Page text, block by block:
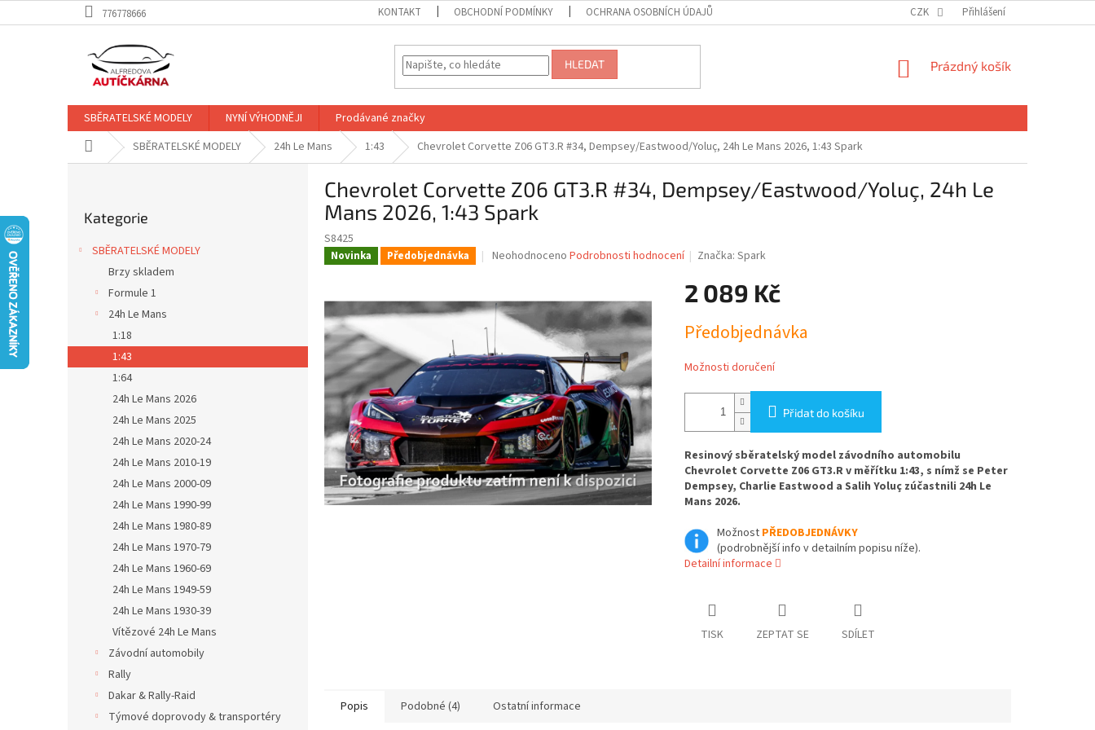
na
776778666 KONTAKT OBCHODNÍ PODMÍNKY OCHRANA OSOBNÍCH ÚDAJŮ CZK Přihlášení
HLEDAT
NÁKUPNÍ
Prázdný košík
SBĚRATELSKÉ MODELY NYNÍ VÝHODNĚJI
Prodávané značky
Domů SBĚRATELSKÉ MODELY 24h Le Mans 1:43 Chevrolet Corvette Z06 GT3.R #34, Dempsey/Eastwood/Yoluç, 24h Le Mans 2026, 1:43 Spark
a
n
kategorie
Kategorie
SBĚRATELSKÉ MODELY
Brzy skladem
Formule 1
24h Le Mans
1:18
1:43
1:64
24h Le Mans 2026
24h Le Mans 2025
24h Le Mans 2020-24
24h Le Mans 2010-19
24h Le Mans 2000-09
24h Le Mans 1990-99
24h Le Mans 1980-89
24h Le Mans 1970-79
24h Le Mans 1960-69
24h Le Mans 1949-59
24h Le Mans 1930-39
Vítězové 24h Le Mans
Závodní automobily
Rally
Dakar & Rally-Raid
Týmové doprovody & transportéry
Chevrolet Corvette Z06 GT3.R #34, Dempsey/Eastwood/Yoluç, 24h Le
Mans 2026, 1:43 Spark
S8425
Novinka Předobjednávka
Průměrné
je
0,0
5
hvězdiček.
Neohodnoceno Podrobnosti hodnocení Značka:Spark
2 089 Kč
cena:
Předobjednávka
Možnosti doručení
Přidat do košíku
Resinový sběratelský model závodního automobilu
Chevrolet Corvette Z06 GT3.R v měřítku 1:43, s nímž se Peter
Dempsey, Charlie Eastwood a Salih Yoluç zúčastnili 24h Le
Mans 2026.
Možnost PŘEDOBJEDNÁVKY
(podrobnější info v detailním popisu níže).
Detailní informace
TISK ZEPTAT SE SDÍLET
Popis Podobné (4) Ostatní informace